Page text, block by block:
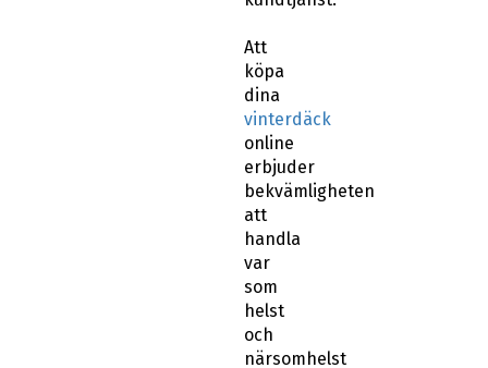
köpa
dina
vinterdäck
online
erbjuder
bekvämligheten
att
handla
var
som
helst
och
närsomhelst
och